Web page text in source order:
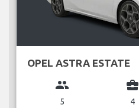
OPEL ASTRA ESTATE
group
5
business_center
4